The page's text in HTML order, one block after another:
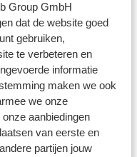
Group GmbH
dat de website goed
gebruiken,
te verbeteren en
informatie
maken we ook
we onze
aanbiedingen
van eerste en
partijen jouw
wilt en de landen
is jouw eigen
hiervoor niet
Taormina en
aanwezig. In de